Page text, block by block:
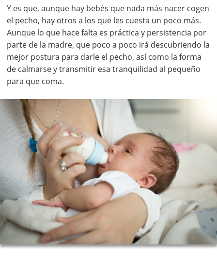
Y es que, aunque hay bebés que nada más nacer cogen
el pecho, hay otros a los que les cuesta un poco más.
Aunque lo que hace falta es práctica y persistencia por
parte de la madre, que poco a poco irá descubriendo la
mejor postura para darle el pecho, así como la forma
de calmarse y transmitir esa tranquilidad al pequeño
para que coma.